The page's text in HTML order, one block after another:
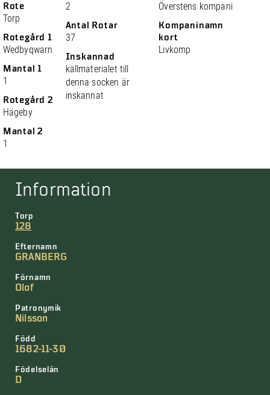
Rote
Torp
Rotegård 1
Wedbyqwarn
Mantal 1
1
Rotegård 2
Hägeby
Mantal 2
1
2
Antal Rotar
37
Inskannad
källmaterialet till
denna socken är
inskannat
Överstens kompani
Kompaninamn
kort
Livkomp
Information
Torp
128
Efternamn
GRANBERG
Förnamn
Olof
Patronymik
Nilsson
Född
1682-11-30
Födelselän
D